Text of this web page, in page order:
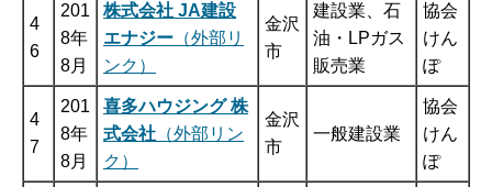
4
6
201
8年
8月
株式会社 JA建設
エナジー （外部リ
ンク）
金沢
市
建設業、石
油・LPガス
販売業
協会
けん
ぽ
4
7
201
8年
8月
喜多ハウジング 株
式会社 （外部リン
ク）
金沢
市
一般建設業
協会
けん
ぽ